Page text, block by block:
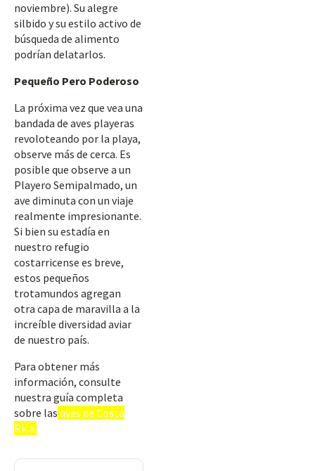
noviembre). Su alegre
silbido y su estilo activo de
búsqueda de alimento
podrían delatarlos.
Pequeño Pero Poderoso
La próxima vez que vea una
bandada de aves playeras
revoloteando por la playa,
observe más de cerca. Es
posible que observe a un
Playero Semipalmado, un
ave diminuta con un viaje
realmente impresionante.
Si bien su estadía en
nuestro refugio
costarricense es breve,
estos pequeños
trotamundos agregan
otra capa de maravilla a la
increíble diversidad aviar
de nuestro país.
Para obtener más
información, consulte
nuestra guía completa
sobre las aves de Costa
Rica.